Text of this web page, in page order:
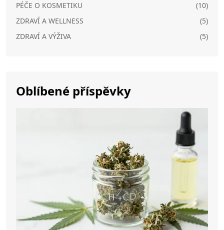
PÉČE O KOSMETIKU
(10)
ZDRAVÍ A WELLNESS
(5)
ZDRAVÍ A VÝŽIVA
(5)
Oblíbené příspěvky